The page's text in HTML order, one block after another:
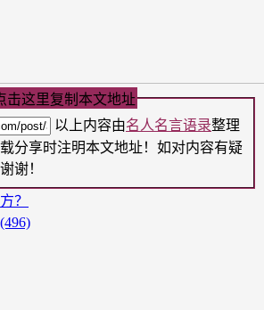
击这里复制本文地址
以上内容由名人名言语录整理
分享时注明本文地址！如对内容有疑
谢！
？